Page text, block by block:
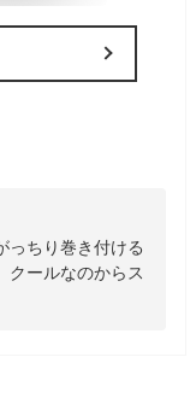
っちり巻き付ける
クールなのからス